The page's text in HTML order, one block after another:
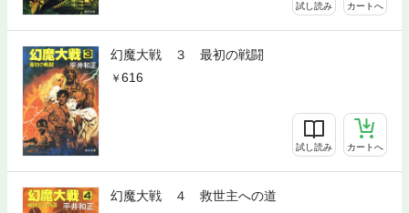
試し読み カートへ
幻魔大戦 ３ 最初の戦闘
616
試し読み カートへ
幻魔大戦 ４ 救世主への道